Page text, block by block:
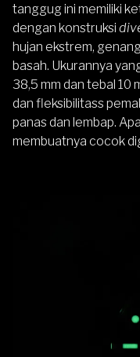
tanggug ini memiliki
dengan konstruksi
hujan ekstrem,
basah. Ukurannya
38,5 mm dan tebal 10
dan fleksibilitass
panas dan lembap.
membuatnya cocok